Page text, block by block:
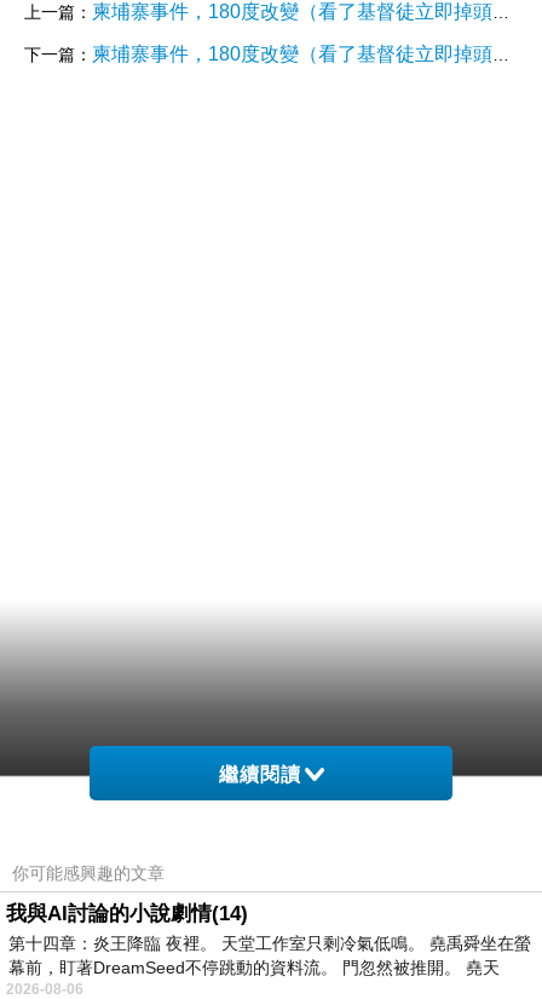
上一篇： 柬埔寨事件，180度改變（看了基督徒立即掉頭走，第83天）
下一篇： 柬埔寨事件，180度改變（看了基督徒立即掉頭走，第85天）
繼續閱讀
你可能感興趣的文章
我與AI討論的小說劇情(14)
第十四章：炎王降臨 夜裡。 天堂工作室只剩冷氣低鳴。 堯禹舜坐在螢
幕前，盯著DreamSeed不停跳動的資料流。 門忽然被推開。 堯天
2026-08-06